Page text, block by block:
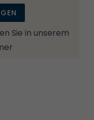
Sie in unserem